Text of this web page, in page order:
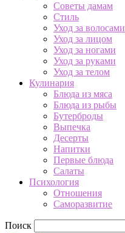
Советы дамам
Стиль
Уход за волосами
Уход за лицом
Уход за ногами
Уход за руками
Уход за телом
Кулинария
Блюда из мяса
Блюда из рыбы
Бутерброды
Выпечка
Десерты
Напитки
Первые блюда
Салаты
Психология
Отношения
Саморазвитие
Поиск